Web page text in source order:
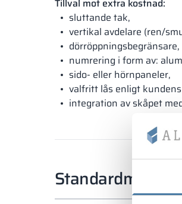
Tillval mot extra kostnad:
sluttande tak,
vertikal avdelare (ren/
dörröppningsbegränsare,
numrering i form av:
sido- eller hörnpaneler,
valfritt lås enligt
integration av skåpet
Standardmått